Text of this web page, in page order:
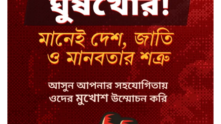
মন্ত্রী-এমপিদের উপস্থিতিতে ইউএনওর
আইফোন চুরি
সিরাজগঞ্জে বাস ট্রাক দুর্ঘটনা, চালকসহ
নিহত ২
স্পিকারের নামে জাল ডিও, প্রতারণার
অভিযোগে এসিল্যান্ডের বিরুদ্ধে মামলা